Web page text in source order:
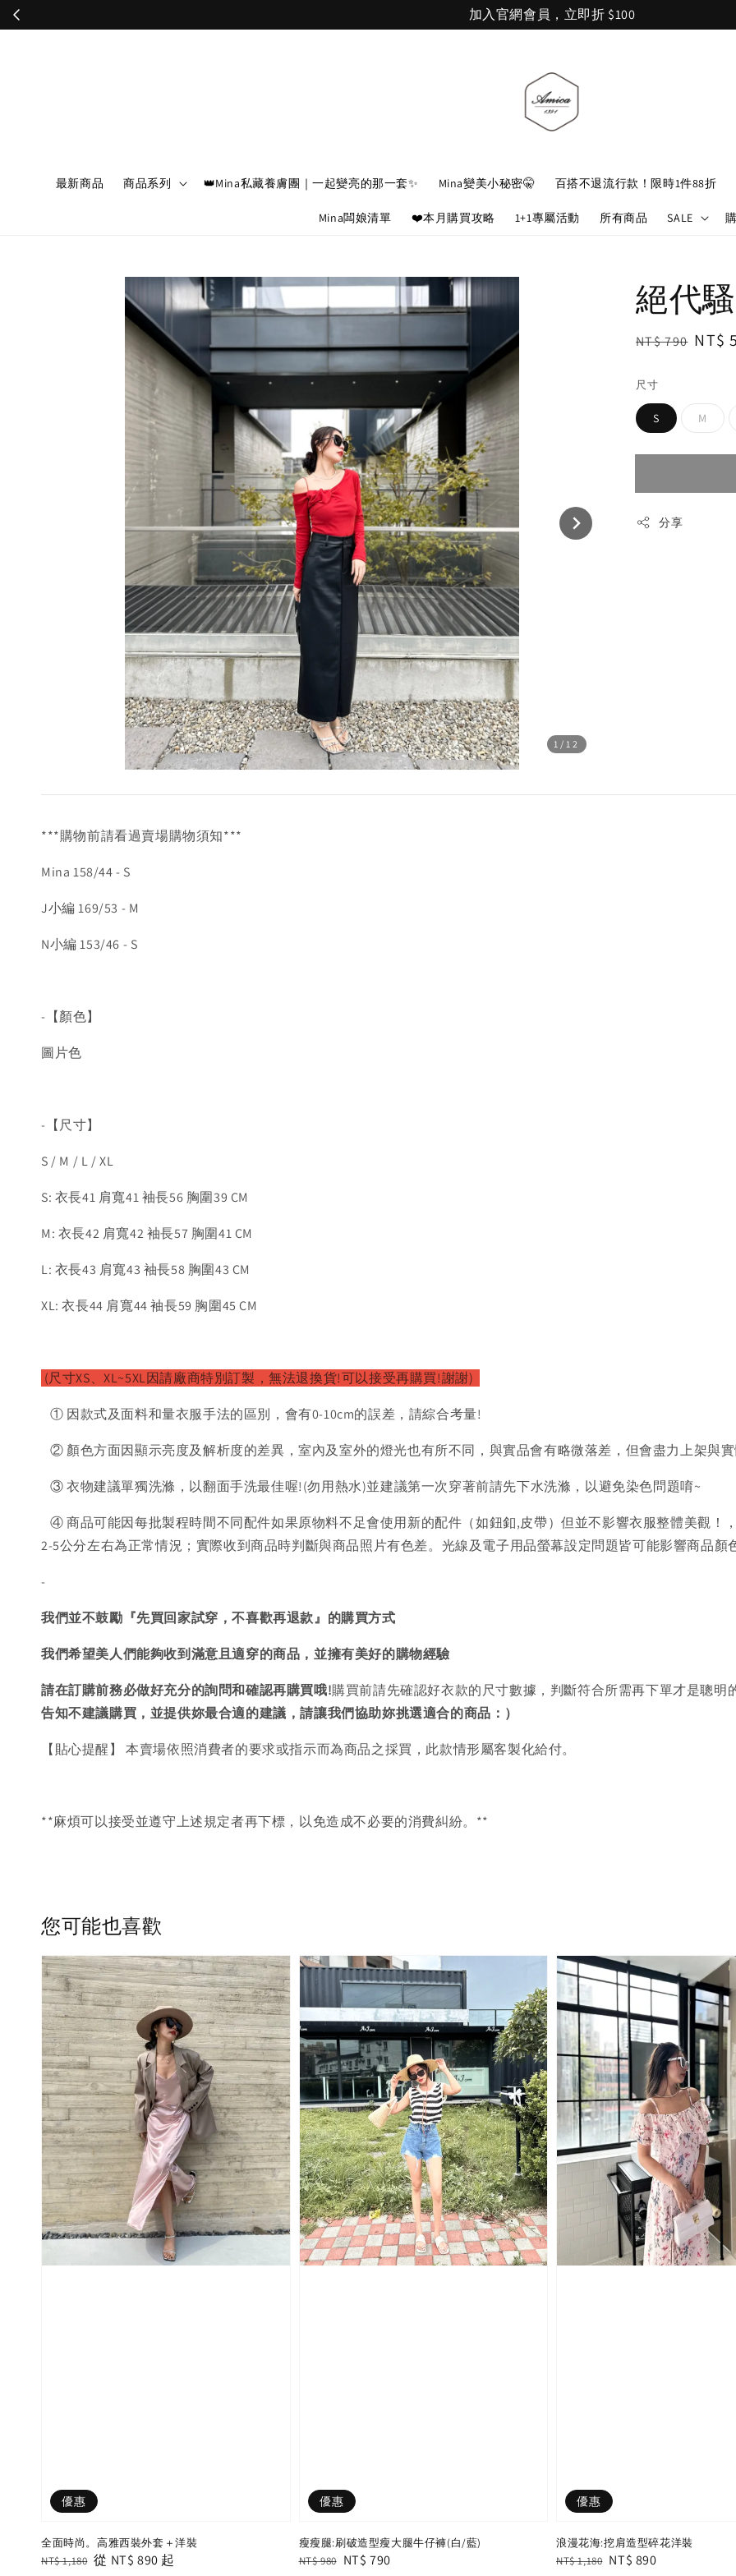
加入官網會員，立即折 $100
最新商品 商品系列 👑Mina私藏養膚團｜一起變亮的那一套✨ Mina變美小秘密🤫 百搭不退流行款！限時1件88折
Mina闆娘清單 ❤️本月購買攻略 1+1專屬活動 所有商品 SALE
1 /12
絕代
Regular
NT$ 790 Sale
NT$
尺寸
S M
分享
***購物前請看過賣場購物須知***
Mina 158/44 - S
J小編 169/53 - M
N小編 153/46 - S
-【顏色】
圖片色
-【尺寸】
S / M / L / XL
S: 衣長41 肩寬41 袖長56 胸圍39 CM
M: 衣長42 肩寬42 袖長57 胸圍41 CM
L: 衣長43 肩寬43 袖長58 胸圍43 CM
XL: 衣長44 肩寬44 袖長59 胸圍45 CM
(尺寸XS、XL~5XL因請廠商特別訂製，無法退換貨!可以接受再購買!謝謝)
① 因款式及面料和量衣服手法的區別，會有0-10cm的誤差，請綜合考量!
② 顏色方面因顯示亮度及解析度的差異，室內及室外的燈光也有所不同，與實品會有略微落差，但會盡力上架與實
③ 衣物建議單獨洗滌，以翻面手洗最佳喔!(勿用熱水)並建議第一次穿著前請先下水洗滌，以避免染色問題唷~
④ 商品可能因每批製程時間不同配件如果原物料不足會使用新的配件（如鈕釦,皮帶）但並不影響衣服整體美觀！
2-5公分左右為正常情況；實際收到商品時判斷與商品照片有色差。光線及電子用品螢幕設定問題皆可能影響商品顏
-
我們並不鼓勵『先買回家試穿，不喜歡再退款』的購買方式
我們希望美人們能夠收到滿意且適穿的商品，並擁有美好的購物經驗
請在訂購前務必做好充分的詢問和確認再購買哦!購買前請先確認好衣款的尺寸數據，判斷符合所需再下單才是聰明
告知不建議購買， 並提供妳最合適的建議，請讓我們協助妳挑選適合的商品：）
【貼心提醒】 本賣場依照消費者的要求或指示而為商品之採買，此款情形屬客製化給付。
**麻煩可以接受並遵守上述規定者再下標，以免造成不必要的消費糾紛。**
您可能也喜歡
優惠
全面時尚。高雅西裝外套＋洋裝
Regular
NT$ 1,180 Sale
從 NT$ 890 起
優惠
瘦瘦腿:刷破造型瘦大腿牛仔褲(白/藍)
Regular
NT$ 980 Sale
NT$ 790
優惠
浪漫花海:挖肩造型碎花洋裝
Regular
NT$ 1,180 Sale
NT$ 890